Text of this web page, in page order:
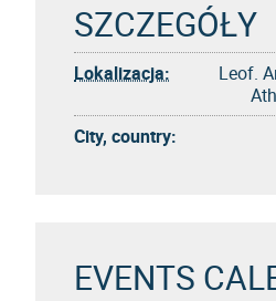
SZCZEGÓŁY
Lokalizacja:
Leof.
City, country:
EVENTS